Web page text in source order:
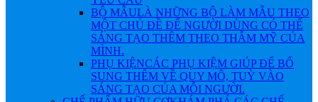
BỘ MẪULÀ NHỮNG BỘ LÀM MẪU THEO
MỘT CHỦ ĐỀ ĐỂ NGƯỜI DÙNG CÓ THỂ
SÁNG TẠO THÊM THEO THẪM MỸ CỦA
MÌNH.
PHỤ KIỆNCÁC PHỤ KIỆM GIÚP ĐỂ BỔ
SUNG THÊM VỀ QUY MÔ, TUỲ VÀO
SÁNG TẠO CỦA MỖI NGƯỜI.